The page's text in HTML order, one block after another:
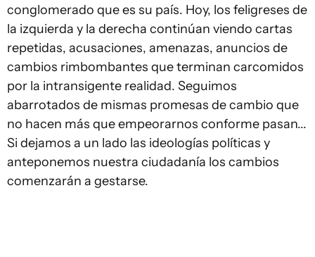
conglomerado que es su país. Hoy, los feligreses de
la izquierda y la derecha continúan viendo cartas
repetidas, acusaciones, amenazas, anuncios de
cambios rimbombantes que terminan carcomidos
por la intransigente realidad. Seguimos
abarrotados de mismas promesas de cambio que
no hacen más que empeorarnos conforme pasan...
Si dejamos a un lado las ideologías políticas y
anteponemos nuestra ciudadanía los cambios
comenzarán a gestarse.